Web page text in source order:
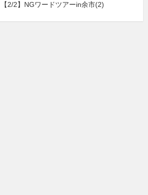
【2/2】NGワードツアーin余市(2)